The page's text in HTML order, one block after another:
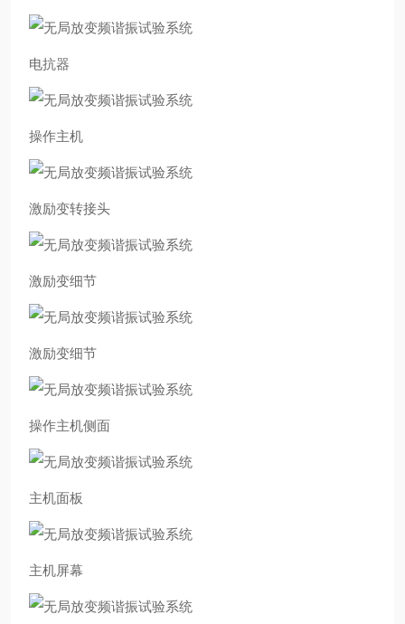
电抗器
操作主机
激励变转接头
激励变细节
激励变细节
操作主机侧面
主机面板
主机屏幕